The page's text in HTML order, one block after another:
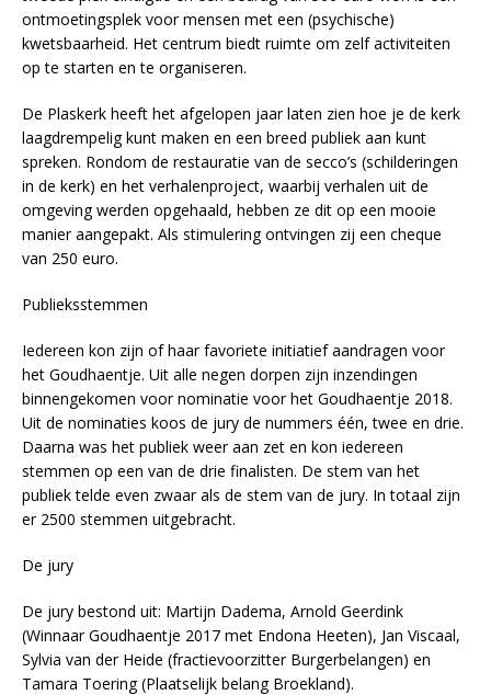
ontmoetingsplek voor mensen met een (psychische)
kwetsbaarheid. Het centrum biedt ruimte om zelf activiteiten
op te starten en te organiseren.
De Plaskerk heeft het afgelopen jaar laten zien hoe je de kerk
laagdrempelig kunt maken en een breed publiek aan kunt
spreken. Rondom de restauratie van de secco’s (schilderingen
in de kerk) en het verhalenproject, waarbij verhalen uit de
omgeving werden opgehaald, hebben ze dit op een mooie
manier aangepakt. Als stimulering ontvingen zij een cheque
van 250 euro.
Publieksstemmen
Iedereen kon zijn of haar favoriete initiatief aandragen voor
het Goudhaentje. Uit alle negen dorpen zijn inzendingen
binnengekomen voor nominatie voor het Goudhaentje 2018.
Uit de nominaties koos de jury de nummers één, twee en drie.
Daarna was het publiek weer aan zet en kon iedereen
stemmen op een van de drie finalisten. De stem van het
publiek telde even zwaar als de stem van de jury. In totaal zijn
er 2500 stemmen uitgebracht.
De jury
De jury bestond uit: Martijn Dadema, Arnold Geerdink
(Winnaar Goudhaentje 2017 met Endona Heeten), Jan Viscaal,
Sylvia van der Heide (fractievoorzitter Burgerbelangen) en
Tamara Toering (Plaatselijk belang Broekland).